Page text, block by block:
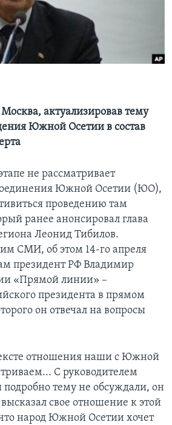
актуализировав тему
Южной Осетии в состав
не рассматривает
Южной Осетии (ЮО),
проведению там
ранее анонсировал глава
Леонид Тибилов.
СМИ, об этом 14-го апреля
президент РФ Владимир
«Прямой линии» –
президента в прямом
он отвечал на вопросы
отношения наши с Южной
С руководителем
тему не обсуждали, он
свое отношение к этой
народ Южной Осетии хочет